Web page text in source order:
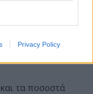
Privacy Policy
θα περιορίζονται
αδήλωτη
τα ποσοστά